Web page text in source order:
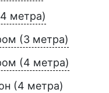
метра)
(3 метра)
(4 метра)
(4 метра)